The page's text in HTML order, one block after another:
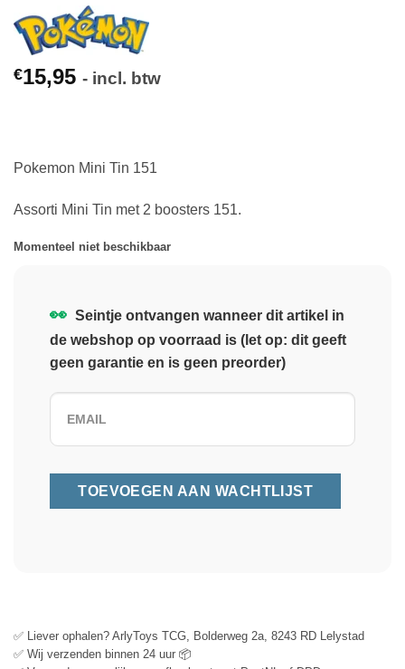
€15,95 - incl. btw
Pokemon Mini Tin 151
Assorti Mini Tin met 2 boosters 151.
Momenteel niet beschikbaar
👀 Seintje ontvangen wanneer dit artikel in
de webshop op voorraad is (let op: dit geeft
geen garantie en is geen preorder)
✅ Liever ophalen? ArlyToys TCG, Bolderweg 2a, 8243 RD Lelystad
✅ Wij verzenden binnen 24 uur 📦